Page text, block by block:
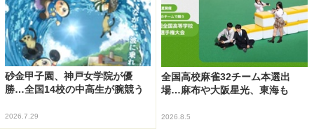
砂金甲子園、神戸女学院が優
勝…全国14校の中高生が腕競う
2026.7.29
全国高校麻雀32チーム本選出
場…麻布や大阪星光、東海も
2026.8.5